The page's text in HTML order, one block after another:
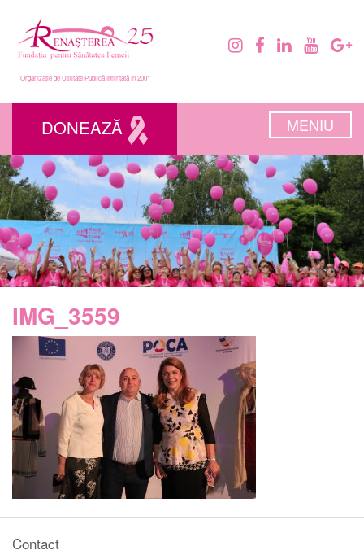
Organizație de Utilitate Publică înființată în 2001
DONEAZĂ MENIU
IMG_3559
Contact